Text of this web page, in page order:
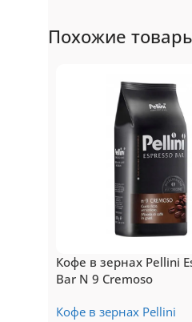
Original
Подробнее
Похожие
Кофе в зернах Pellini
Bar N 9 Cremoso
Кофе в зернах Pellini